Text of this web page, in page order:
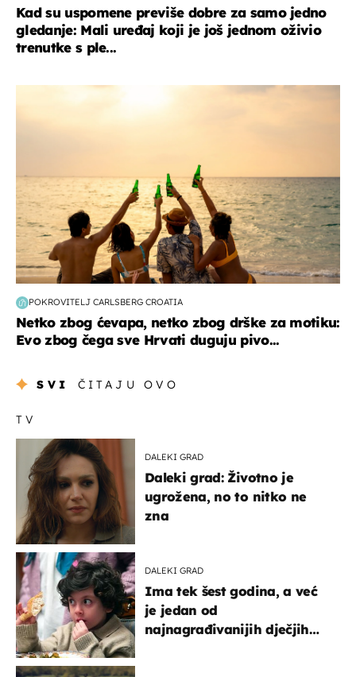
Kad su uspomene previše dobre za samo jedno
gledanje: Mali uređaj koji je još jednom oživio
trenutke s ple...
POKROVITELJ CARLSBERG CROATIA
Netko zbog ćevapa, netko zbog drške za motiku:
Evo zbog čega sve Hrvati duguju pivo...
SVI ČITAJU OVO
TV
DALEKI GRAD
Daleki grad: Životno je
ugrožena, no to nitko ne
zna
DALEKI GRAD
Ima tek šest godina, a već
je jedan od
najnagrađivanijih dječjih